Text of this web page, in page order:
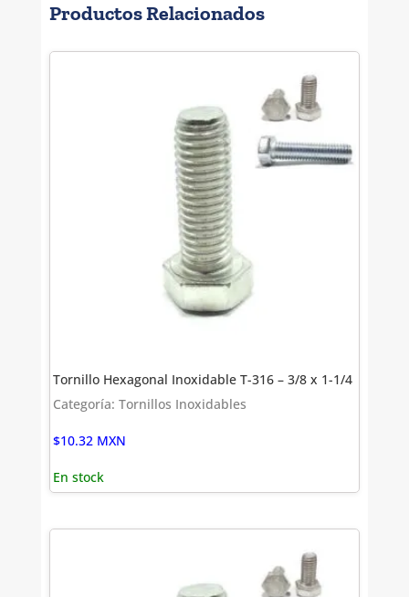
x
1/2"
Productos Relacionados
Tornillo Hexagonal Inoxidable T-316 – 3/8 x 1-1/4
Categoría: Tornillos Inoxidables
$10.32 MXN
En stock